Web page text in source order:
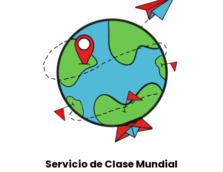
Servicio de Clase Mundial